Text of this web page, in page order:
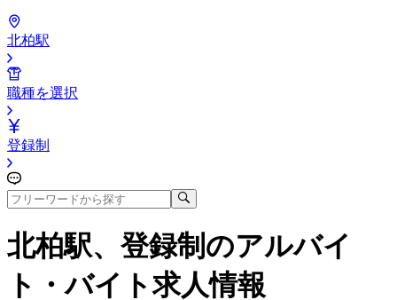
北柏駅
職種を選択
登録制
北柏駅、登録制 のアルバイ
ト・バイト求人情報